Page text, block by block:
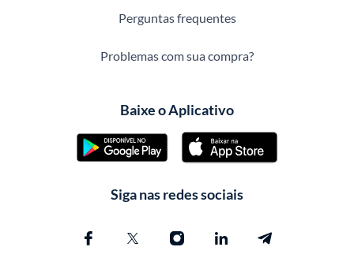
Perguntas frequentes
Problemas com sua compra?
Baixe o Aplicativo
Siga nas redes sociais